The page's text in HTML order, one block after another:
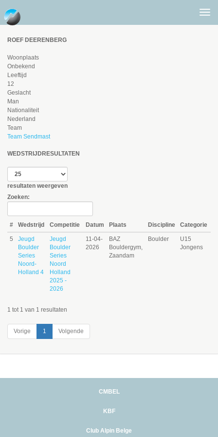
ROEF DEERENBERG
Woonplaats
Onbekend
Leeftijd
12
Geslacht
Man
Nationaliteit
Nederland
Team
Team Sendmast
WEDSTRIJDRESULTATEN
resultaten weergeven
Zoeken:
# Wedstrijd Competitie Datum Plaats Discipline Categorie
5
Jeugd
Boulder
Series
Noord-
Holland 4
Jeugd
Boulder
Series
Noord
Holland
2025 -
2026
11-04-
2026
BAZ
Bouldergym,
Zaandam
Boulder
U15
Jongens
1 tot 1 van 1 resultaten
Vorige 1 Volgende
CMBEL
KBF
Club Alpin Belge